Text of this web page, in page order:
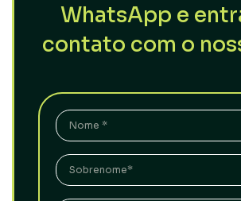
WhatsApp e
contato com o